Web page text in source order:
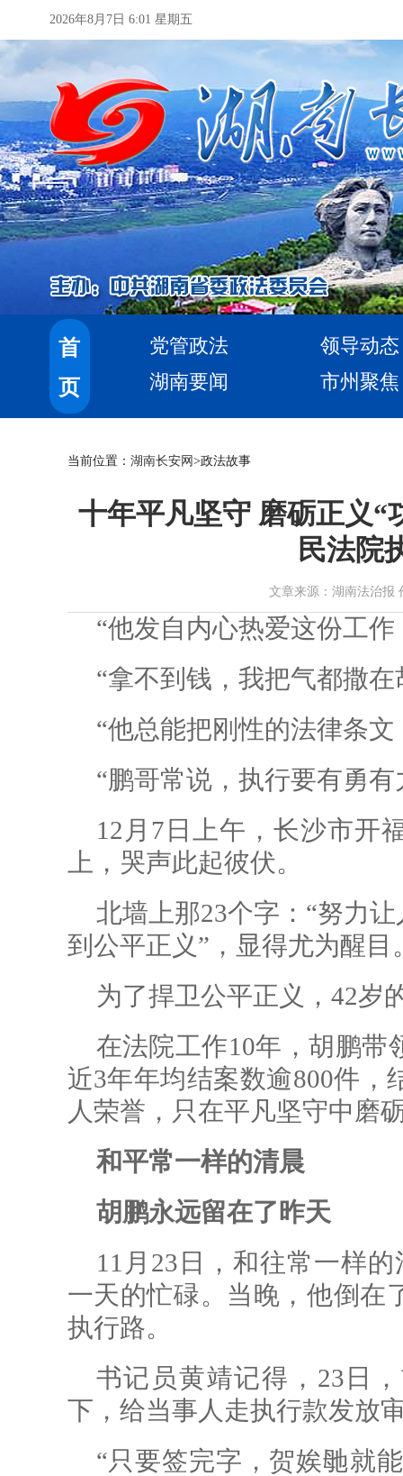
2026年8月7日 6:01 星期五
首
页
党管政法
领导动态
湖南要闻
市州聚焦
当前位置： 湖南长安网 >政法故事
十年平凡坚守 磨砺正义
民法院
文章来源：湖南法治报
“他发自内心热爱这份工
“拿不到钱，我把气都撒
“他总能把刚性的法律条
“鹏哥常说，执行要有勇
12月7日上午，长沙市开
上，哭声此起彼伏。
北墙上那23个字：“努力
到公平正义”，显得尤为醒目
为了捍卫公平正义，42岁
在法院工作10年，胡鹏带
近3年年均结案数逾800件，
人荣誉，只在平凡坚守中磨
和平常一样的清晨
胡鹏永远留在了昨天
11月23日，和往常一样
一天的忙碌。当晚，他倒在
执行路。
书记员黄靖记得，23日
下，给当事人走执行款发放
“只要签完字，贺娭毑就